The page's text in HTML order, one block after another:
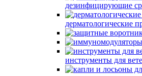
дезинфицирующие
дерматологические
инструменты для